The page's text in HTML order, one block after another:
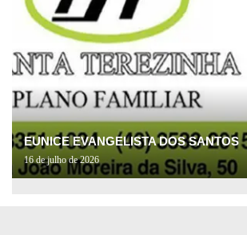
EUNICE EVANGELISTA DOS SANTOS
16 de julho de 2026